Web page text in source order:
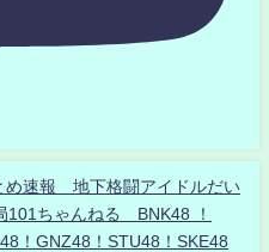
速報 地下格闘アイドルだい
ちゃんねる BNK48 ！
！GNZ48！STU48！SKE48